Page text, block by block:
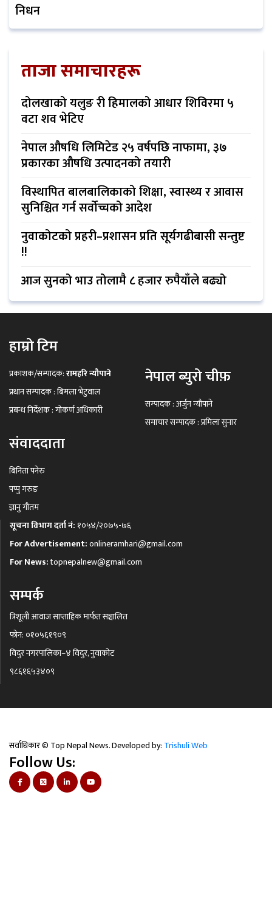
निधन
ताजा समाचारहरू
दोलखाको यलुङ री हिमालको आधार शिविरमा ५
वटा शव भेटिए
नेपाल औषधि लिमिटेड २५ वर्षपछि नाफामा, ३७
प्रकारका औषधि उत्पादनको तयारी
विस्थापित बालबालिकाको शिक्षा, स्वास्थ्य र आवास
सुनिश्चित गर्न सर्वोच्चको आदेश
नुवाकोटको प्रहरी–प्रशासन प्रति सूर्यगढीबासी सन्तुष्ट
!!
आज सुनको भाउ तोलामै ८ हजार रुपैयाँले बढ्यो
हाम्रो टिम
प्रकाशक/सम्पादक:रामहरि न्यौपाने
प्रधान सम्पादक : बिमला भेटुवाल
प्रबन्ध निर्देशक : गोकर्ण अधिकारी
नेपाल ब्युरो चीफ़
सम्पादक : अर्जुन न्यौपाने
समाचार सम्पादक : प्रमिला सुनार
संवाददाता
बिनिता पनेरु
पप्पु गरुङ
ज्ञानु गौतम
सूचना विभाग दर्ता नं: १०५४/२०७५-७६
For Advertisement:onlineramhari@gmail.com
For News:topnepalnew@gmail.com
सम्पर्क
त्रिशूली आवाज साप्ताहिक मार्फत सञ्चालित
फोन: ०१०५६१९०९
विदुर नगरपालिका–४ विदुर, नुवाकोट
९८६१६५३४०९
सर्वाधिकार © Top Nepal News. Developed by: Trishuli Web
Follow Us: